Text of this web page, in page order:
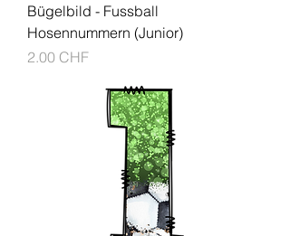
Bügelbild - Fussball
Hosennummern (Junior)
Prix
2.00 CHF